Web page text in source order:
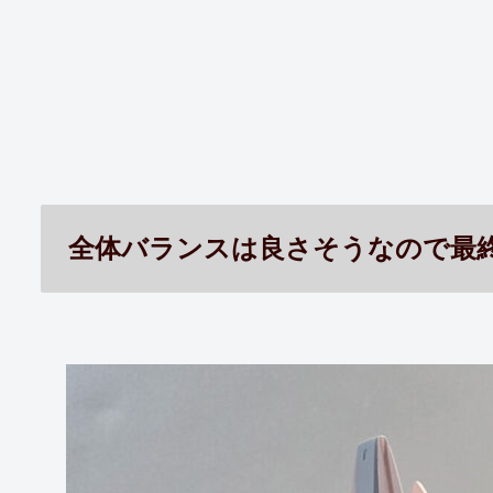
全体バランスは良さそうなので最